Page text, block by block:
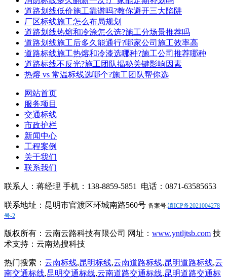
道路划线低价施工靠谱吗?教你避开三大陷阱
厂区标线施工怎么布局规划
道路划线热熔和冷涂怎么选?施工分场景推荐吗
道路划线施工后多久能通行?哪家公司施工效率高
道路标线施工热熔和冷漆选哪种?施工公司推荐哪种
道路标线不反光?施工团队揭秘关键影响因素
热熔 vs 常温标线选哪个?施工团队帮你选
网站首页
服务项目
交通标线
市政护栏
新闻中心
工程案例
关于我们
联系我们
联系人：蒋经理 手机：138-8859-5851 电话：0871-63585653
联系地址：昆明市官渡区环城南路560号 备案号:滇ICP备2021004278
号-2
版权所有：云南云路科技有限公司 网址： www.yntljtsb.com 技
术支持：云南热搜科技
热门搜索： 云南标线,昆明标线,云南道路标线,昆明道路标线,云
南交通标线,昆明交通标线,云南道路交通标线,昆明道路交通标